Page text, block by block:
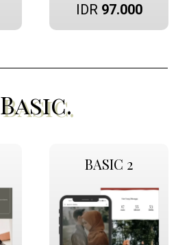
IDR 97.000
Basic.
BASIC 2